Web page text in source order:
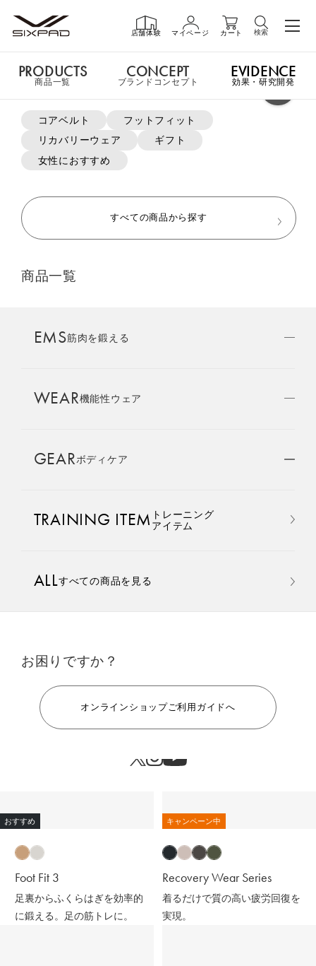
店舗体験 マイページ カート 検索
PRODUCTS商品一覧
GIFT ギフト
LIVE SHOPPING
AMBASSADOR
SIXPAD APP
COLUMN
LARGE ORDER⼤⼝注⽂窓⼝
MULTI EMS
よく検索されているキーワード
コアベルト
フットフィット
リカバリーウェア
ギフト
女性におすすめ
すべての商品から探す
商品一覧
EMS筋肉を鍛える
WEAR機能性ウェア
GEARボディケア
TRAINING ITEM トレーニング
アイテム
ALLすべての商品を見る
お困りですか？
オンラインショップご利用ガイドへ
PRODUCTS
商品一覧
CONCEPT
ブランドコンセプト
EVIDENCE
効果・研究開発
申し訳ございません。この商品には詳細情報がありません。
おすすめ商品・新商品はこちら
手軽に、パワフルに、進化。
おすすめ
Foot Fit 3
足裏からふくらはぎを効率的
に鍛える。足の筋トレに。
キャンペーン中
Recovery Wear Series
着るだけで質の高い疲労回復を
実現。